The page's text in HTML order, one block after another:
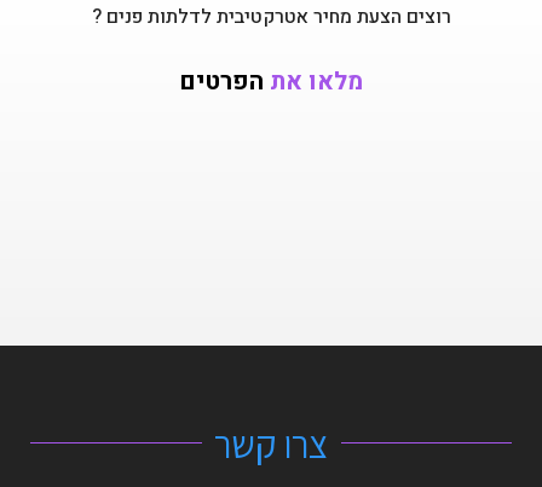
רוצים הצעת מחיר אטרקטיבית לדלתות פנים ?
מלאו את הפרטים
צרו קשר